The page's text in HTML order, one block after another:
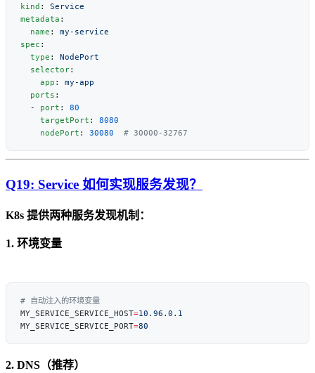
kind :
metadata
  name
:
spec
  type
:
  selector
    app
:
  ports
  -
port :
    targetPort
:
    nodePort
: 30080
Q19: Service 如何实现服务发现？
K8s 提供两种服务发现机制：
1. 环境变量
MY_SERVICE_SERVICE_HOST=
MY_SERVICE_SERVICE_PORT=
2. DNS（推荐）